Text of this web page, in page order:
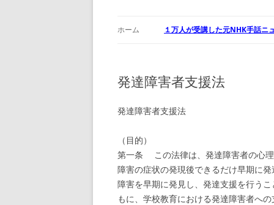
ホーム １万人が受講した元NHK手話ニ
発達障害者支援法
発達障害者支援法
（目的）
第一条 この法律は、発達障害者の心
障害の症状の発現後できるだけ早期に
障害を早期に発見し、発達支援を行う
もに、学校教育における発達障害者へ